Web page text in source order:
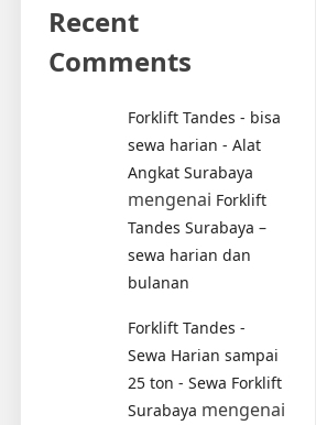
Recent
Comments
Forklift Tandes - bisa
sewa harian - Alat
Angkat Surabaya
mengenai Forklift
Tandes Surabaya –
sewa harian dan
bulanan
Forklift Tandes -
Sewa Harian sampai
25 ton - Sewa Forklift
Surabaya mengenai